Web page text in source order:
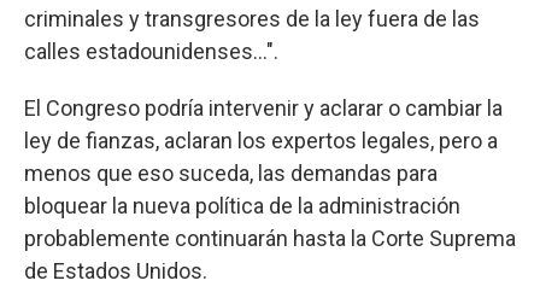
criminales y transgresores de la ley fuera de las
calles estadounidenses...".
El Congreso podría intervenir y aclarar o cambiar la
ley de fianzas, aclaran los expertos legales, pero a
menos que eso suceda, las demandas para
bloquear la nueva política de la administración
probablemente continuarán hasta la Corte Suprema
de Estados Unidos.